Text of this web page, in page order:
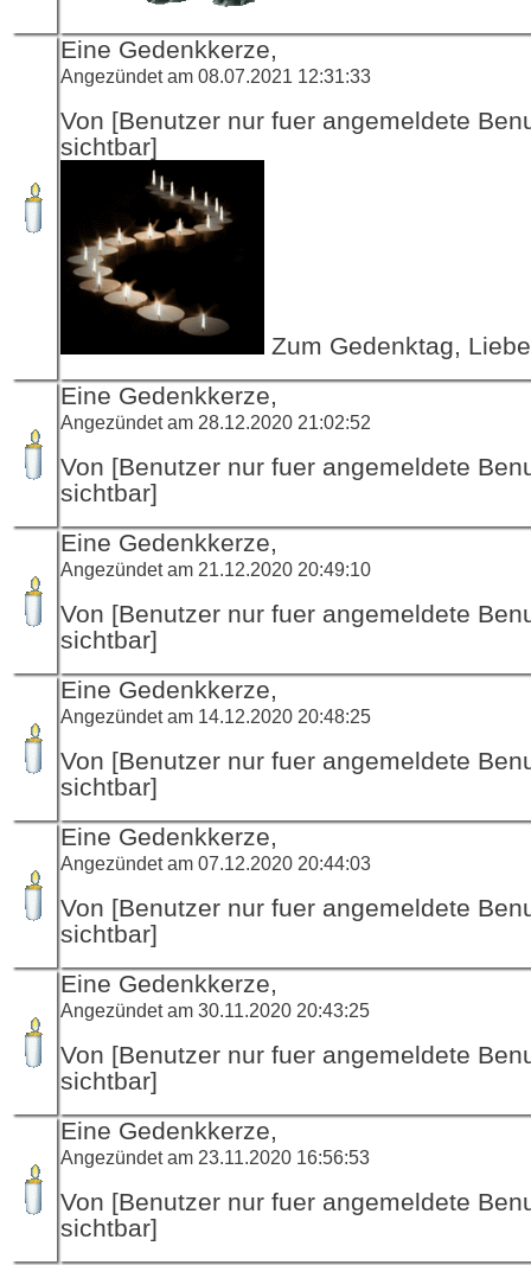
Eine Gedenkkerze,
Angezündet am 08.07.2021 12:31:33
Von [Benutzer nur fuer angemeldete
sichtbar]
Zum Gedenktag,
Eine Gedenkkerze,
Angezündet am 28.12.2020 21:02:52
Von [Benutzer nur fuer angemeldete
sichtbar]
Eine Gedenkkerze,
Angezündet am 21.12.2020 20:49:10
Von [Benutzer nur fuer angemeldete
sichtbar]
Eine Gedenkkerze,
Angezündet am 14.12.2020 20:48:25
Von [Benutzer nur fuer angemeldete
sichtbar]
Eine Gedenkkerze,
Angezündet am 07.12.2020 20:44:03
Von [Benutzer nur fuer angemeldete
sichtbar]
Eine Gedenkkerze,
Angezündet am 30.11.2020 20:43:25
Von [Benutzer nur fuer angemeldete
sichtbar]
Eine Gedenkkerze,
Angezündet am 23.11.2020 16:56:53
Von [Benutzer nur fuer angemeldete
sichtbar]